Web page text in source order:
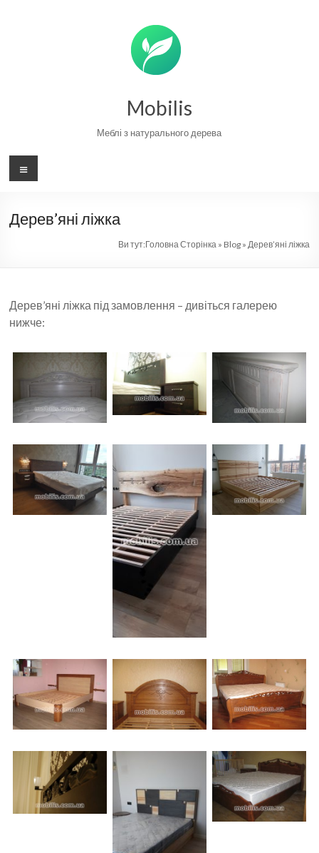
Mobilis
Меблі з натурального дерева
Меню
Дерев’яні ліжка
Ви тут:Головна Сторінка» Blog» Дерев’яні ліжка
Дерев’яні ліжка під замовлення – дивіться галерею
нижче: